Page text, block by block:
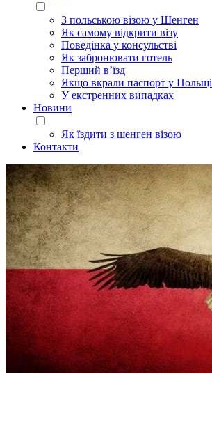
З польською візою у Шенген
Як самому відкрити візу
Поведінка у консульстві
Як забронювати готель
Перший в’їзд
Якщо вкрали паспорт у Польщі
У екстренних випадках
Новини
Як їздити з шенген візою
Контакти